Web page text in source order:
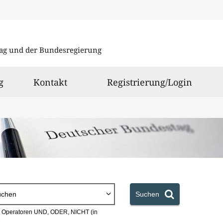
und der Bundesregierung
Kontakt Registrierung/Login
Suchen
UND, ODER, NICHT (in